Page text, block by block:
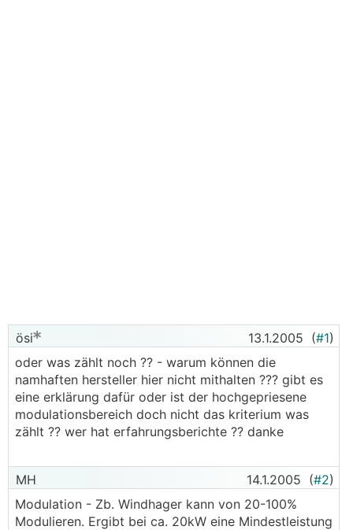
ösi 13.1.2005 (#1)
oder was zählt noch ?? - warum können die
namhaften hersteller hier nicht mithalten ??? gibt es
eine erklärung dafür oder ist der hochgepriesene
modulationsbereich doch nicht das kriterium was
zählt ?? wer hat erfahrungsberichte ?? danke
MH 14.1.2005 (#2)
Modulation - Zb. Windhager kann von 20-100%
Modulieren. Ergibt bei ca. 20kW eine Mindestleistung